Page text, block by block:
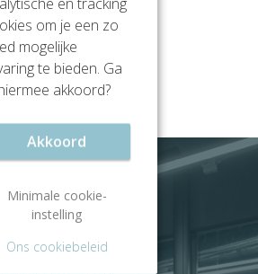
9.2/10
met
en tracking
om je een zo
mogelijke
te bieden. Ga
akkoord?
Akkoord
Minimale cookie-
instelling
Ons cookiebeleid